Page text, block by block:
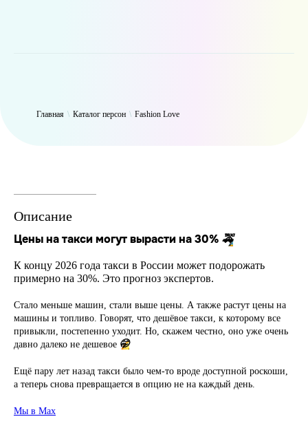
Главная \ Каталог персон \ Fashion Love
Описание
Цены на такси могут вырасти на 30% 🚕
К концу 2026 года такси в России может подорожать
примерно на 30%. Это прогноз экспертов.
Стало меньше машин, стали выше цены. А также растут цены на
машины и топливо. Говорят, что дешёвое такси, к которому все
привыкли, постепенно уходит. Но, скажем честно, оно уже очень
давно далеко не дешевое 🤭
Ещё пару лет назад такси было чем-то вроде доступной роскоши,
а теперь снова превращается в опцию не на каждый день.
Мы в Max